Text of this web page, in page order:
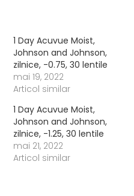
1 Day Acuvue Moist,
Johnson and Johnson,
zilnice, -0.75, 30 lentile
mai 19, 2022
Articol similar
1 Day Acuvue Moist,
Johnson and Johnson,
zilnice, -1.25, 30 lentile
mai 21, 2022
Articol similar